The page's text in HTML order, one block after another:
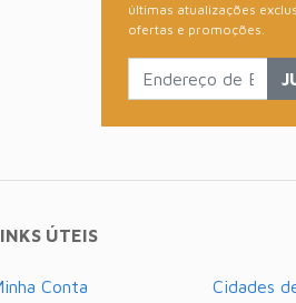
últimas atualizações
ofertas e promoções.
ÚTEIS
Conta Cidades